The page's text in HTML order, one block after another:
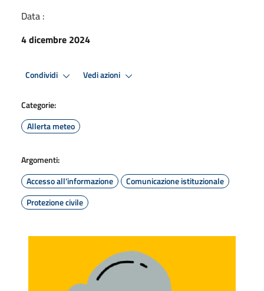
Data :
4 dicembre 2024
Condividi Vedi azioni
Categorie:
Allerta meteo
Argomenti:
Accesso all'informazione
Comunicazione istituzionale
Protezione civile